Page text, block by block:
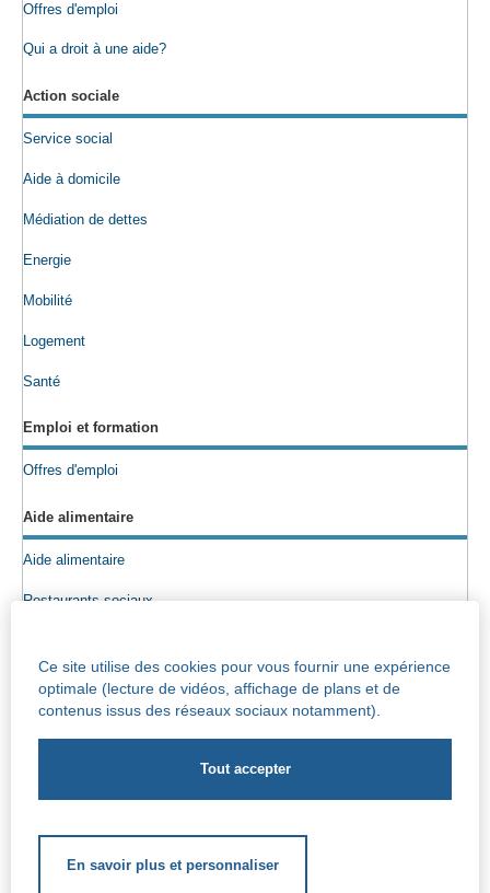
Ce site utilise des cookies pour vous fournir une expérience
optimale (lecture de vidéos, affichage de plans et de
contenus issus des réseaux sociaux notamment).
En savoir plus et personnaliser
Offres d'emploi
Qui a droit à une aide?
Action sociale
Service social
Aide à domicile
Médiation de dettes
Energie
Mobilité
Logement
Santé
Emploi et formation
Offres d'emploi
Aide alimentaire
Aide alimentaire
Restaurants sociaux
Epicerie sociale
Socio-culturel